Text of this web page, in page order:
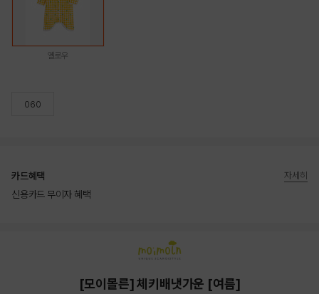
옐로우
060
카드혜택
신용카드 무이자 혜택
자세히
[모이몰른] 체키배냇가운 [여름]